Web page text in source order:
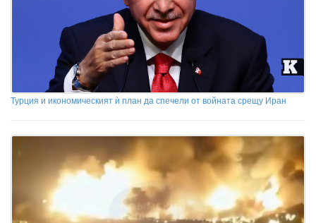
Турция и икономическият ѝ план да спечели от войната срещу Иран